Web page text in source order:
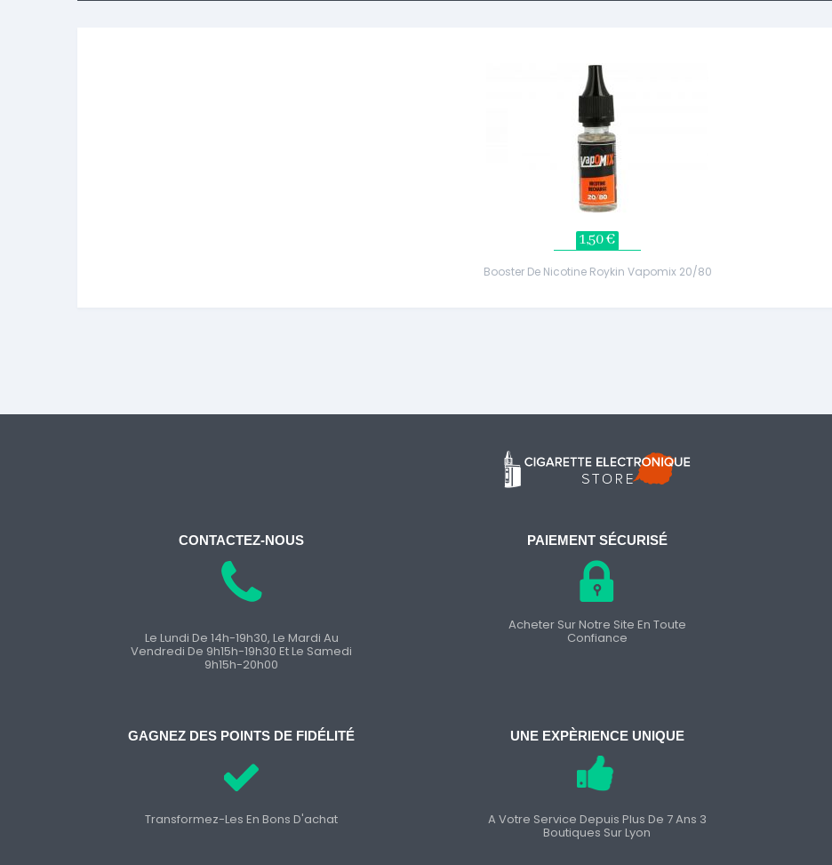
1,50 €
Booster De Nicotine Roykin Vapomix 20/80
CONTACTEZ-NOUS
Le Lundi De 14h-19h30, Le Mardi Au
Vendredi De 9h15h-19h30 Et Le Samedi
9h15h-20h00
PAIEMENT SÉCURISÉ
Acheter Sur Notre Site En Toute
Confiance
GAGNEZ DES POINTS DE FIDÉLITÉ
Transformez-Les En Bons D'achat
UNE EXPÈRIENCE UNIQUE
A Votre Service Depuis Plus De 7 Ans 3
Boutiques Sur Lyon